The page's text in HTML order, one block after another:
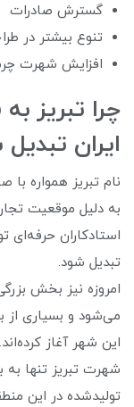
گسترش صادرات
تنوع بیشتر در
افزایش شهرت چرم
چرا
ایران
نام تبریز همواره
به دلیل موقعیت
استادکاران حرفه‌ای
تبدیل شود.
امروزه نیز بخش
می‌شود و بسیاری از
این شهر آغاز کرده‌اند.
شهرت تبریز تنها
تولیدشده در این